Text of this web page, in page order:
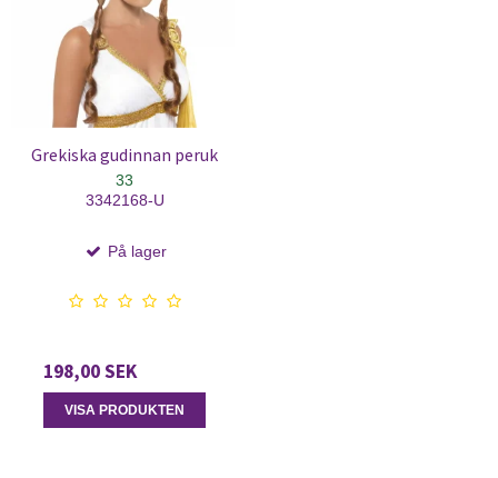
Grekiska gudinnan peruk
33
3342168-U
På lager
198,00 SEK
VISA PRODUKTEN